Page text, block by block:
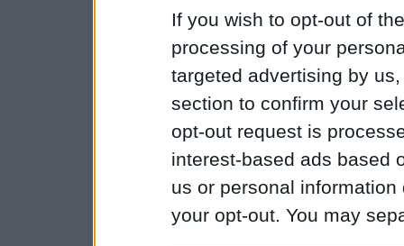
If you wish to opt-out of
processing of your
targeted advertising by
section to confirm your
opt-out request is
interest-based ads based
us or personal
your opt-out. You may